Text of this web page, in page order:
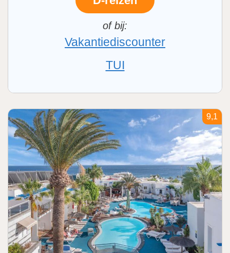
Vakantiediscounter
TUI
9,1